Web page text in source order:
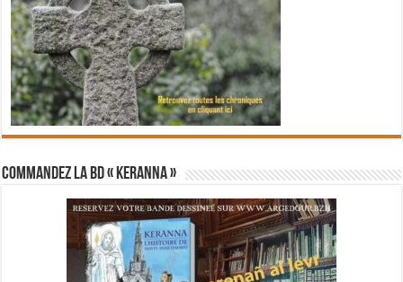
Commandez la BD « Keranna »